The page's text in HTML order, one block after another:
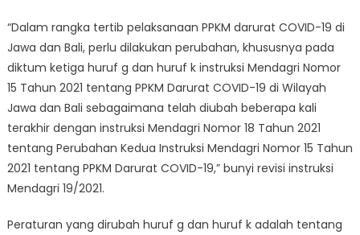
“Dalam rangka tertib pelaksanaan PPKM darurat COVID-19 di
Jawa dan Bali, perlu dilakukan perubahan, khususnya pada
diktum ketiga huruf g dan huruf k instruksi Mendagri Nomor
15 Tahun 2021 tentang PPKM Darurat COVID-19 di Wilayah
Jawa dan Bali sebagaimana telah diubah beberapa kali
terakhir dengan instruksi Mendagri Nomor 18 Tahun 2021
tentang Perubahan Kedua Instruksi Mendagri Nomor 15 Tahun
2021 tentang PPKM Darurat COVID-19,” bunyi revisi instruksi
Mendagri 19/2021.
Peraturan yang dirubah huruf g dan huruf k adalah tentang